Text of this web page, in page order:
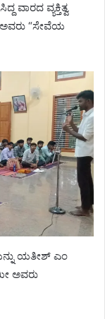
ವಾರದ ವ್ಯಕ್ತಿತ್ವ
ಅವರು “ಸೇವೆಯ
ಯತೀಶ್ ಎಂ
ಅವರು